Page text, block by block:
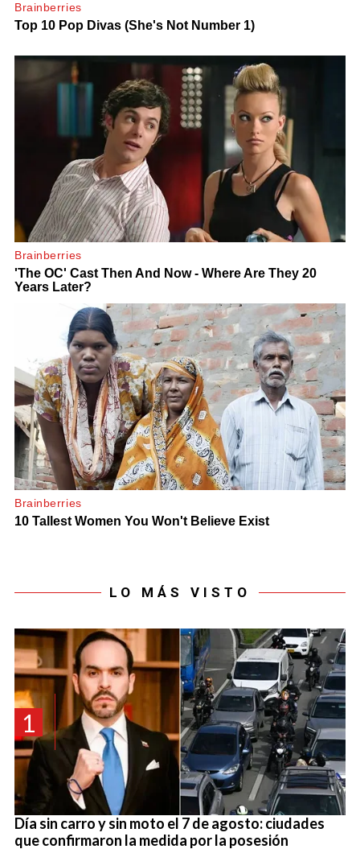
LO MÁS VISTO
1
Día sin carro y sin moto el 7 de agosto: ciudades
que confirmaron la medida por la posesión